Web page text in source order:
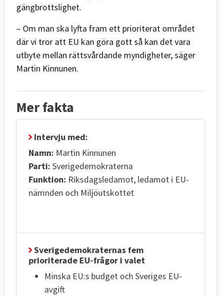
gängbrottslighet.
– Om man ska lyfta fram ett prioriterat området
där vi tror att EU kan göra gott så kan det vara
utbyte mellan rättsvårdande myndigheter, säger
Martin Kinnunen.
Mer fakta
Intervju med:
Namn: Martin Kinnunen
Parti: Sverigedemokraterna
Funktion: Riksdagsledamot, ledamot i EU-
nämnden och Miljöutskottet
Sverigedemokraternas fem
prioriterade EU-frågor i valet
Minska EU:s budget och Sveriges EU-
avgift